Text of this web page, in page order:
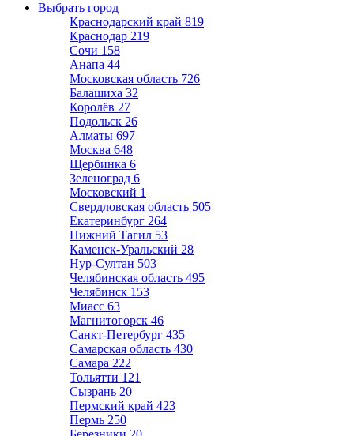
Выбрать город
Краснодарский край 819
Краснодар 219
Сочи 158
Анапа 44
Московская область 726
Балашиха 32
Королёв 27
Подольск 26
Алматы 697
Москва 648
Щербинка 6
Зеленоград 6
Московский 1
Свердловская область 505
Екатеринбург 264
Нижний Тагил 53
Каменск-Уральский 28
Нур-Султан 503
Челябинская область 495
Челябинск 153
Миасс 63
Магнитогорск 46
Санкт-Петербург 435
Самарская область 430
Самара 222
Тольятти 121
Сызрань 20
Пермский край 423
Пермь 250